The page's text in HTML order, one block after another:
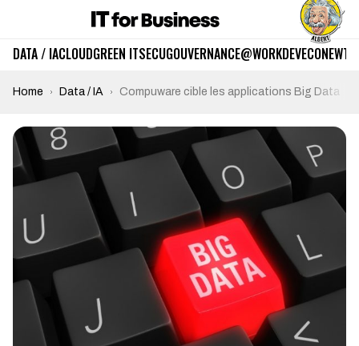
DATA / IACLOUDGREEN ITSECUGOUVERNANCE@WORKDEVECO
Home Data / IA Compuware cible les applications Big Data